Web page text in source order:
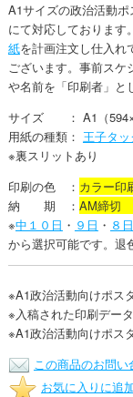
A1サイズの政治活動
にて対応しております
紙を計画注文し仕入れ
ございます。事前スケ
や名前を「印刷者」と
サイズ ： A1（
用紙の種類： 王子タッ
※裏スリットあり
印刷の色 ： カラー印
納 期 ： AM締切
※中１０日 ・ ９日 ・ ８日
から選択可能です。退
※A1政治活動向けポス
※入稿された印刷デー
※A1政治活動向けポス
この商品のお問い
お気に入りに追